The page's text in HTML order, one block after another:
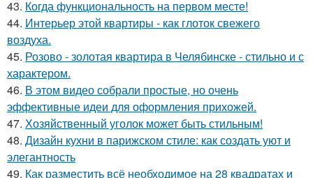
43. Когда функциональность на первом месте!
44. Интерьер этой квартиры - как глоток свежего
воздуха.
45. Розово - золотая квартира в Челябинске - стильно и с
характером.
46. В этом видео собрали простые, но очень
эффективные идеи для оформления прихожей.
47. Хозяйственный уголок может быть стильным!
48. Дизайн кухни в парижском стиле: как создать уют и
элегантность
49. Как разместить всё необходимое на 28 квадратах и